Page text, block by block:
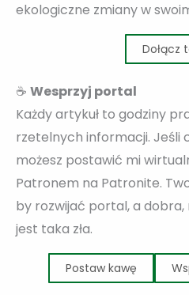
ekologiczne zmiany w
Dołącz
☕ Wesprzyj portal
Każdy artykuł to godziny
rzetelnych informacji. Jeśli
możesz postawić mi
Patronem na Patronite.
by rozwijać portal, a
jest taka zła.
Postaw kawę